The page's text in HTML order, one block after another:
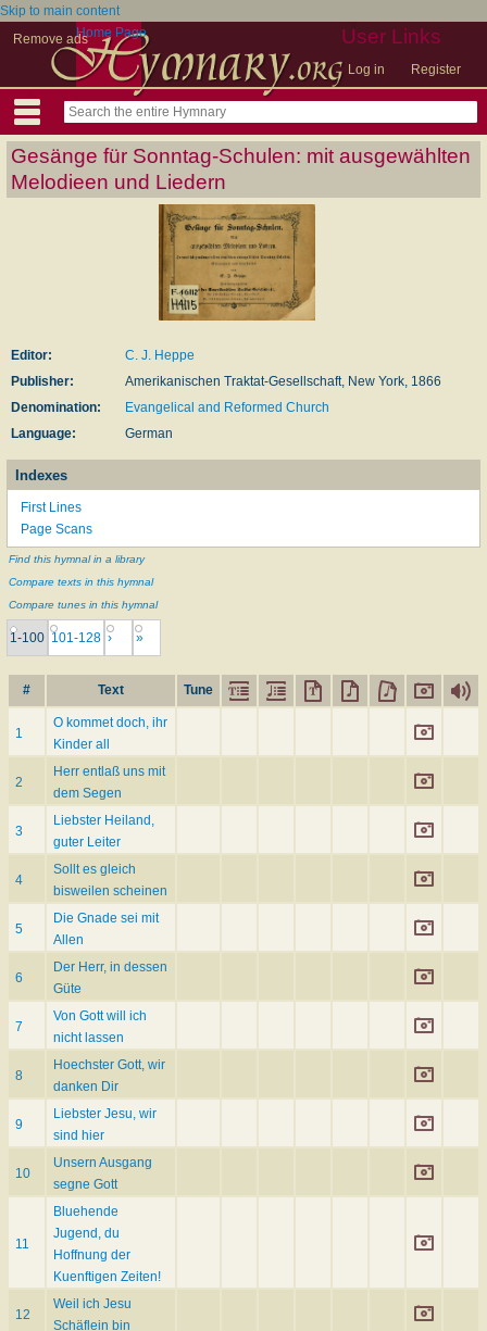
Skip to main content
Remove ads
User Links
Log in Register
Home Page
Gesänge für Sonntag-Schulen: mit ausgewählten
Melodieen und Liedern
Editor:
C. J. Heppe
Publisher:
Amerikanischen Traktat-Gesellschaft, New York, 1866
Denomination:
Evangelical and Reformed Church
Language:
German
Indexes
First Lines
Page Scans
Find this hymnal in a library
Compare texts in this hymnal
Compare tunes in this hymnal
1-100 101-128 › »
# Text Tune
1
O kommet doch, ihr
Kinder all
2
Herr entlaß uns mit
dem Segen
3
Liebster Heiland,
guter Leiter
4
Sollt es gleich
bisweilen scheinen
5
Die Gnade sei mit
Allen
6
Der Herr, in dessen
Güte
7
Von Gott will ich
nicht lassen
8
Hoechster Gott, wir
danken Dir
9
Liebster Jesu, wir
sind hier
10
Unsern Ausgang
segne Gott
11
Bluehende
Jugend, du
Hoffnung der
Kuenftigen Zeiten!
12
Weil ich Jesu
Schäflein bin